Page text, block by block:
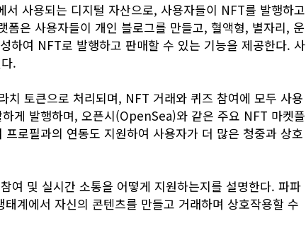
사용되는 디지털 자산으로, 사용자들이 NFT를 발행하고
은 사용자들이 개인 블로그를 만들고, 혈액형, 별자리, 운
하여 NFT로 발행하고 판매할 수 있는 기능을 제공한다. 사
.
치 토큰으로 처리되며, NFT 거래와 퀴즈 참여에 모두 사용
게 발행하며, 오픈시(OpenSea)와 같은 주요 NFT 마켓플
로필과의 연동도 지원하여 사용자가 더 많은 청중과 상호
여 및 실시간 소통을 어떻게 지원하는지를 설명한다. 파파
계에서 자신의 콘텐츠를 만들고 거래하며 상호작용할 수